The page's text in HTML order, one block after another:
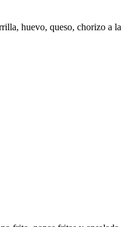
huevo, queso, chorizo a la